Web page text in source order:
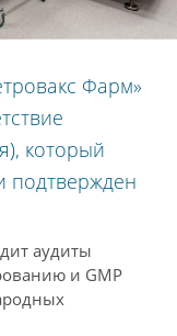
Фарм»
который
подтвержден
аудиты
и GMP